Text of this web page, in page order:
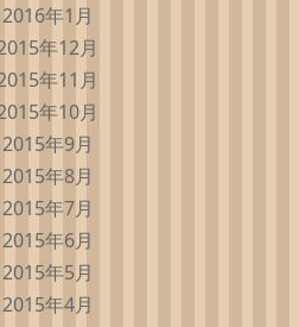
2016年1月
年12月
年11月
年10月
2015年9月
2015年8月
2015年7月
2015年6月
2015年5月
2015年4月